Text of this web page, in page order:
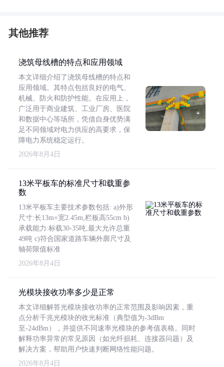
其他推荐
浇筑母线槽的特点和应用领域
本文详细介绍了浇筑母线槽的特点和
应用领域。其特点包括良好的电气、
机械、防火和防护性能。在应用上，
广泛用于商业建筑、工业厂房、医院
和数据中心等场所，凭借自身优势满
足不同领域对电力供应的高要求，保
障电力系统稳定运行。
2026年8月4日
13米平板车的标准尺寸和载重参
数
13米平板车主要技术参数包括: a)外形
尺寸:长13m×宽2.45m,栏板高55cm b)
承载能力:标载30-35吨,最大允许总重
49吨 c)符合国家道路车辆外廓尺寸及
轴荷限值标准
2026年8月4日
光模块接收功率多少是正常
本文详细解答光模块接收功率的正常范围及影响因素，重
点分析千兆光模块的收光标准（典型值为-3dBm
至-24dBm），并提供不同速率光模块的参考值表格。同时
解释功率异常的常见原因（如光纤损耗、连接器问题）及
解决方案，帮助用户快速判断网络性能问题。
2026年8月4日